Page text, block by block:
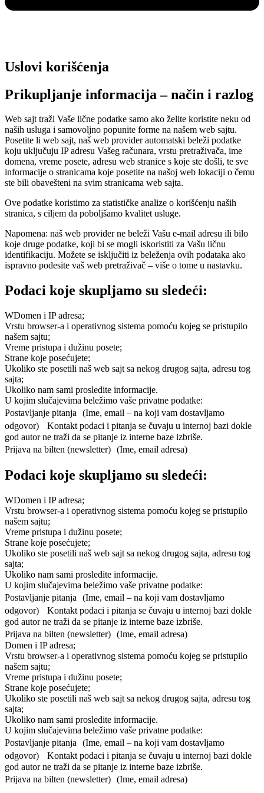
Uslovi korišćenja
Prikupljanje informacija – način i razlog
Web sajt traži Vaše lične podatke samo ako želite koristite neku od
naših usluga i samovoljno popunite forme na našem web sajtu.
Posetite li web sajt, naš web provider automatski beleži podatke
koju uključuju IP adresu Vašeg računara, vrstu pretraživača, ime
domena, vreme posete, adresu web stranice s koje ste došli, te sve
informacije o stranicama koje posetite na našoj web lokaciji o čemu
ste bili obavešteni na svim stranicama web sajta.
Ove podatke koristimo za statističke analize o korišćenju naših
stranica, s ciljem da poboljšamo kvalitet usluge.
Napomena: naš web provider ne beleži Vašu e-mail adresu ili bilo
koje druge podatke, koji bi se mogli iskoristiti za Vašu ličnu
identifikaciju. Možete se isključiti iz beleženja ovih podataka ako
ispravno podesite vaš web pretraživač – više o tome u nastavku.
Podaci koje skupljamo su sledeći:
WDomen i IP adresa;
Vrstu browser-a i operativnog sistema pomoću kojeg se pristupilo
našem sajtu;
Vreme pristupa i dužinu posete;
Strane koje posećujete;
Ukoliko ste posetili naš web sajt sa nekog drugog sajta, adresu tog
sajta;
Ukoliko nam sami prosledite informacije.
U kojim slučajevima beležimo vaše privatne podatke:
Postavljanje pitanja (Ime, email – na koji vam dostavljamo
odgovor) Kontakt podaci i pitanja se čuvaju u internoj bazi dokle
god autor ne traži da se pitanje iz interne baze izbriše.
Prijava na bilten (newsletter) (Ime, email adresa)
Podaci koje skupljamo su sledeći:
WDomen i IP adresa;
Vrstu browser-a i operativnog sistema pomoću kojeg se pristupilo
našem sajtu;
Vreme pristupa i dužinu posete;
Strane koje posećujete;
Ukoliko ste posetili naš web sajt sa nekog drugog sajta, adresu tog
sajta;
Ukoliko nam sami prosledite informacije.
U kojim slučajevima beležimo vaše privatne podatke:
Postavljanje pitanja (Ime, email – na koji vam dostavljamo
odgovor) Kontakt podaci i pitanja se čuvaju u internoj bazi dokle
god autor ne traži da se pitanje iz interne baze izbriše.
Prijava na bilten (newsletter) (Ime, email adresa)
Domen i IP adresa;
Vrstu browser-a i operativnog sistema pomoću kojeg se pristupilo
našem sajtu;
Vreme pristupa i dužinu posete;
Strane koje posećujete;
Ukoliko ste posetili naš web sajt sa nekog drugog sajta, adresu tog
sajta;
Ukoliko nam sami prosledite informacije.
U kojim slučajevima beležimo vaše privatne podatke:
Postavljanje pitanja (Ime, email – na koji vam dostavljamo
odgovor) Kontakt podaci i pitanja se čuvaju u internoj bazi dokle
god autor ne traži da se pitanje iz interne baze izbriše.
Prijava na bilten (newsletter) (Ime, email adresa)